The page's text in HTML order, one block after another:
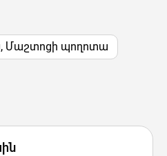
Մաշտոցի պողոտա